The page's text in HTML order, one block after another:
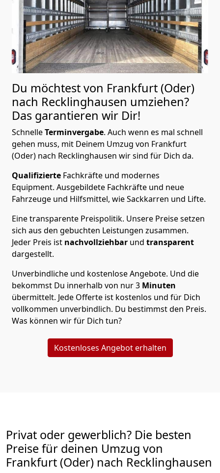
Du möchtest von Frankfurt (Oder)
nach Recklinghausen umziehen?
Das garantieren wir Dir!
SchnelleTerminvergabe. Auch wenn es mal schnell
gehen muss, mit Deinem Umzug von Frankfurt
(Oder) nach Recklinghausen wir sind für Dich da.
Qualifizierte Fachkräfte und modernes
Equipment. Ausgebildete Fachkräfte und neue
Fahrzeuge und Hilfsmittel, wie Sackkarren und Lifte.
Eine transparente Preispolitik. Unsere Preise setzen
sich aus den gebuchten Leistungen zusammen.
Jeder Preis ist nachvollziehbar und transparent
dargestellt.
Unverbindliche und kostenlose Angebote. Und die
bekommst Du innerhalb von nur3 Minuten
übermittelt. Jede Offerte ist kostenlos und für Dich
vollkommen unverbindlich. Du bestimmst den Preis.
Was können wir für Dich tun?
Kostenloses Angebot erhalten
Privat oder gewerblich? Die besten
Preise für deinen Umzug von
Frankfurt (Oder) nach Recklinghausen